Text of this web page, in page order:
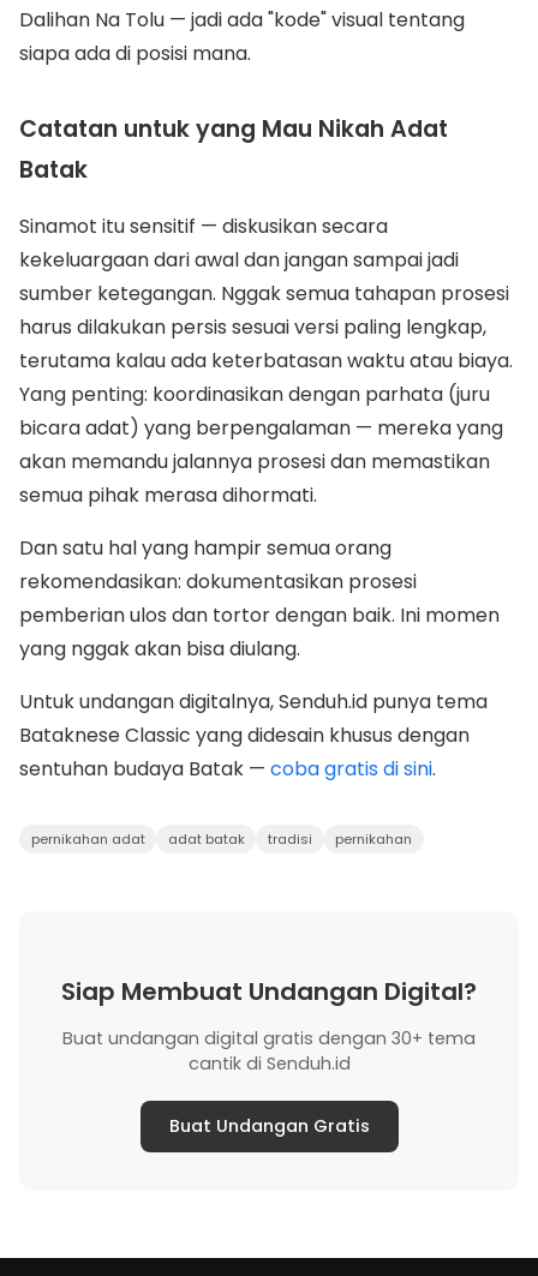
Dalihan Na Tolu — jadi ada "kode" visual tentang
siapa ada di posisi mana.
Catatan untuk yang Mau Nikah Adat
Batak
Sinamot itu sensitif — diskusikan secara
kekeluargaan dari awal dan jangan sampai jadi
sumber ketegangan. Nggak semua tahapan prosesi
harus dilakukan persis sesuai versi paling lengkap,
terutama kalau ada keterbatasan waktu atau biaya.
Yang penting: koordinasikan dengan parhata (juru
bicara adat) yang berpengalaman — mereka yang
akan memandu jalannya prosesi dan memastikan
semua pihak merasa dihormati.
Dan satu hal yang hampir semua orang
rekomendasikan: dokumentasikan prosesi
pemberian ulos dan tortor dengan baik. Ini momen
yang nggak akan bisa diulang.
Untuk undangan digitalnya, Senduh.id punya tema
Bataknese Classic yang didesain khusus dengan
sentuhan budaya Batak — coba gratis di sini.
pernikahan adat adat batak tradisi pernikahan
Siap Membuat Undangan Digital?
Buat undangan digital gratis dengan 30+ tema
cantik di Senduh.id
Buat Undangan Gratis